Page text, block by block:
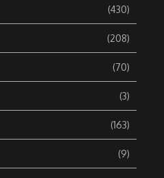
(430)
(208)
(70)
(3)
(163)
(9)